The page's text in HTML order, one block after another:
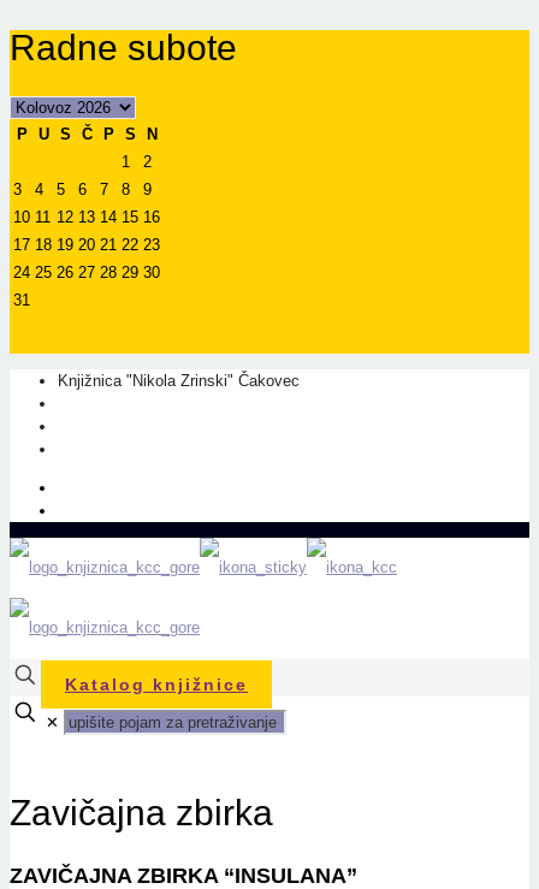
Radne subote
P U S Č P S
N
1
2
3
4 5 6 7 8
9
10 11 12 13 14 15 16
17 18 19 20 21 22 23
24 25 26 27 28 29 30
31
Knjižnica "Nikola Zrinski" Čakovec
Katalog knjižnice
✕
Zavičajna zbirka
ZAVIČAJNA ZBIRKA “INSULANA”